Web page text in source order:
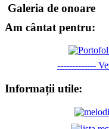
Galeria de onoare
Am cântat pentru:
-------------
Informații utile: